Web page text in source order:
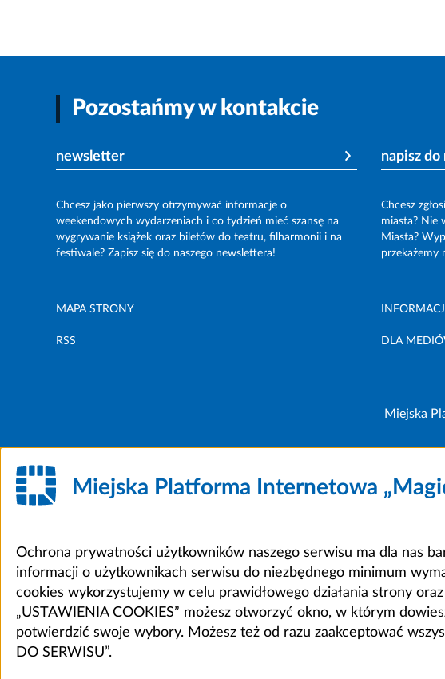
Pozostańmy w kontakcie
newsletter
Chcesz jako pierwszy otrzymywać informacje o
weekendowych wydarzeniach i co tydzień mieć szansę na
wygrywanie książek oraz biletów do teatru, filharmonii i na
festiwale? Zapisz się do naszego newslettera!
napisz do
Chcesz
miasta? Nie
Miasta?
przekażemy
MAPA STRONY
RSS DLA
Miejska
Miejska Platforma Internetowa
Ochrona prywatności użytkowników naszego serwisu ma dla nas
informacji o użytkownikach serwisu do niezbędnego minimum
cookies wykorzystujemy w celu prawidłowego działania strony
„USTAWIENIA COOKIES” możesz otworzyć okno, w którym
potwierdzić swoje wybory. Możesz też od razu zaakceptować
DO SERWISU”.